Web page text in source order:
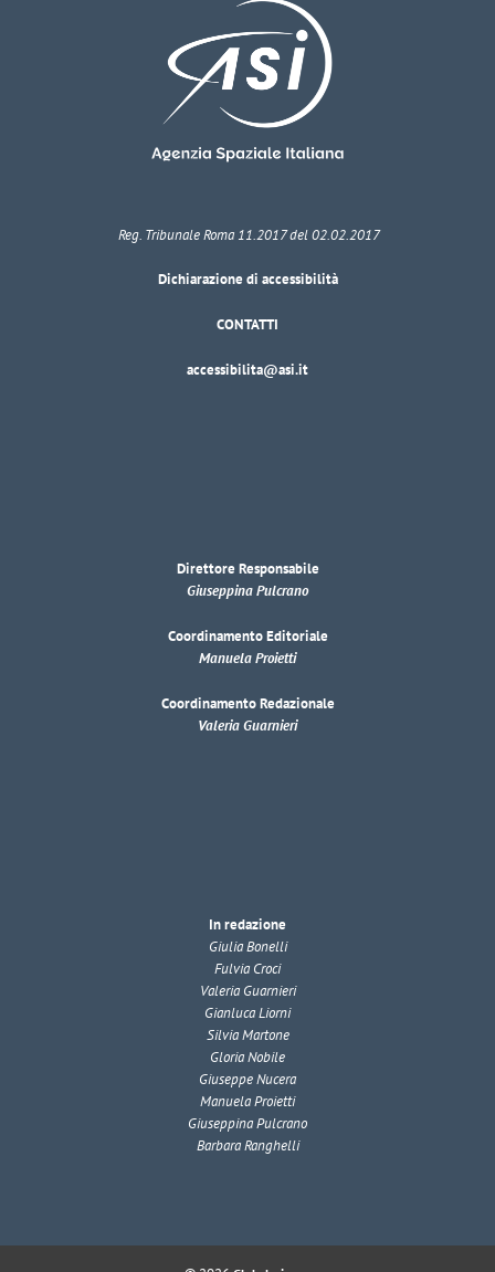
Reg. Tribunale Roma 11.2017 del 02.02.2017
Dichiarazione di accessibilità
CONTATTI
accessibilita@asi.it
Direttore Responsabile
Giuseppina Pulcrano
Coordinamento Editoriale
Manuela Proietti
Coordinamento Redazionale
Valeria Guarnieri
In redazione
Giulia Bonelli
Fulvia Croci
Valeria Guarnieri
Gianluca Liorni
Silvia Martone
Gloria Nobile
Giuseppe Nucera
Manuela Proietti
Giuseppina Pulcrano
Barbara Ranghelli